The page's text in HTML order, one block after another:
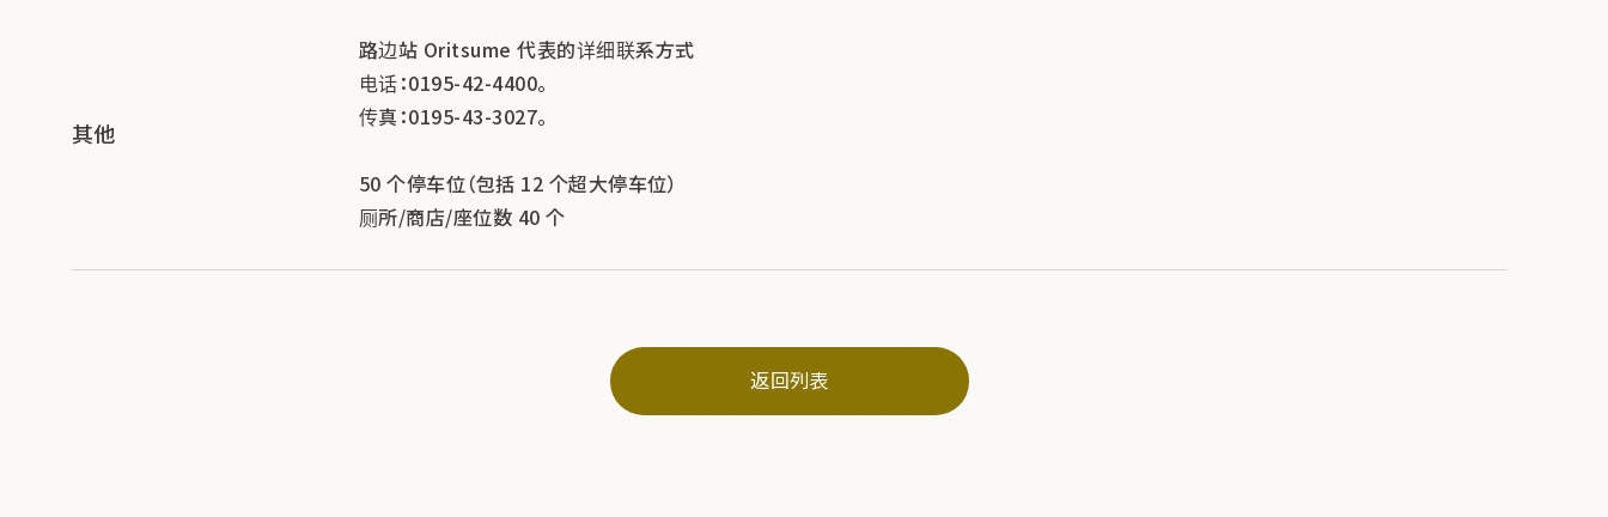
其他
路边站 Oritsume 代表的详细联系方式
电话：0195-42-4400。
传真：0195-43-3027。
50 个停车位（包括 12 个超大停车位）
厕所/商店/座位数 40 个
返回列表